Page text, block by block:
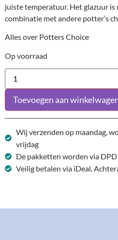
juiste temperatuur. Het glazuur
combinatie met andere potter’s
Alles over Potters Choice
Op voorraad
Toevoegen aan
Wij verzenden op maandag,
vrijdag
De pakketten worden via
Veilig betalen via iDeal.